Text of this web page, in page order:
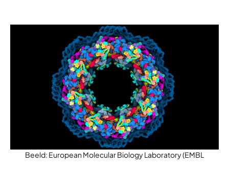
Beeld: European Molecular Biology Laboratory (EMBL